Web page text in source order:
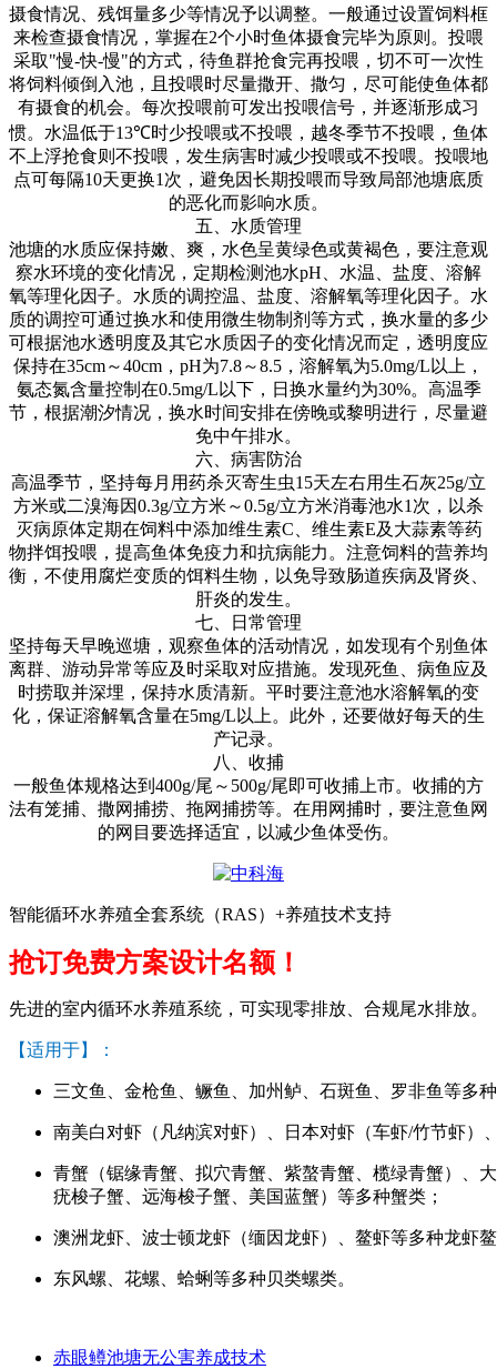
摄食情况、残饵量多少等情况予以调整。一般通过设置饲料框
来检查摄食情况，掌握在2个小时鱼体摄食完毕为原则。投喂
采取"慢-快-慢"的方式，待鱼群抢食完再投喂，切不可一次性
将饲料倾倒入池，且投喂时尽量撒开、撒匀，尽可能使鱼体都
有摄食的机会。每次投喂前可发出投喂信号，并逐渐形成习
惯。水温低于13℃时少投喂或不投喂，越冬季节不投喂，鱼体
不上浮抢食则不投喂，发生病害时减少投喂或不投喂。投喂地
点可每隔10天更换1 次，避免因长期投喂而导致局部池塘底质
的恶化而影响水质。
五、水质管理
池塘的水质应保持嫩、爽，水色呈黄绿色或黄褐色，要注意观
察水环境的变化情况，定期检测池水pH 、水温、盐度、溶解
氧等理化因子。水质的调控温、盐度、溶解氧等理化因子。水
质的调控可通过换水和使用微生物制剂等方式，换水量的多少
可根据池水透明度及其它水质因子的变化情况而定，透明度应
保持在35cm～40cm ， pH为7.8～8.5 ，溶解氧为5.0mg/L 以上，
氨态氮含量控制在0.5mg/L 以下，日换水量约为30%。高温季
节，根据潮汐情况，换水时间安排在傍晚或黎明进行，尽量避
免中午排水。
六、病害防治
高温季节，坚持每月用药杀灭寄生虫15天左右用生石灰25g/立
方米或二溴海因0.3g/立方米～0.5g/立方米消毒池水1 次，以杀
灭病原体定期在饲料中添加维生素C 、维生素E及大蒜素等药
物拌饵投喂，提高鱼体免疫力和抗病能力。注意饲料的营养均
衡，不使用腐烂变质的饵料生物，以免导致肠道疾病及肾炎、
肝炎的发生。
七、日常管理
坚持每天早晚巡塘，观察鱼体的活动情况，如发现有个别鱼体
离群、游动异常等应及时采取对应措施。发现死鱼、病鱼应及
时捞取并深埋，保持水质清新。平时要注意池水溶解氧的变
化，保证溶解氧含量在5mg/L 以上。此外，还要做好每天的生
产记录。
八、收捕
一般鱼体规格达到 400g/尾～ 500g/尾即可收捕上市。收捕的方
法有笼捕、撒网捕捞、拖网捕捞等。在用网捕时，要注意鱼网
的网目要选择适宜，以减少鱼体受伤。
智能循环水养殖全套系统（RAS）+养殖技术支持
抢订免费方案设计名额！
先进的室内循环水养殖系统，可实现零排放、合规尾水排放。
【适用于】：
三文鱼、金枪鱼、鳜鱼、加州鲈、石斑鱼、罗非鱼等多
南美白对虾（凡纳滨对虾）、日本对虾（车虾/竹节虾）
青蟹（锯缘青蟹、拟穴青蟹、紫螯青蟹、榄绿青蟹）、
疣梭子蟹、远海梭子蟹、美国蓝蟹）等多种蟹类；
澳洲龙虾、波士顿龙虾（缅因龙虾）、鳌虾等多种龙虾
东风螺、花螺、蛤蜊等多种贝类螺类。
赤眼鳟池塘无公害养成技术